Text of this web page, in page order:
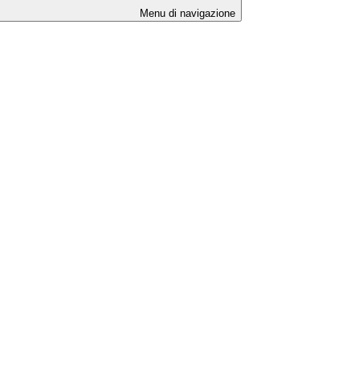
Menu di navigazione